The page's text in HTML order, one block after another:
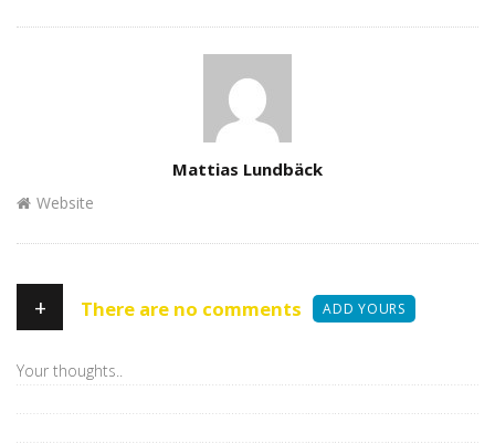
Mattias Lundbäck
Website
+ There are no comments ADD YOURS